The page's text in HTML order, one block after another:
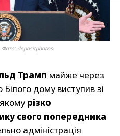
depositphotos
Трамп майже через
дому виступив зі
різко
свого попередника
адміністрація